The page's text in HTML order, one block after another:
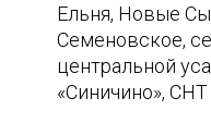
Ельня, Новые
Семеновское,
центральной
«Синичино», СНТ